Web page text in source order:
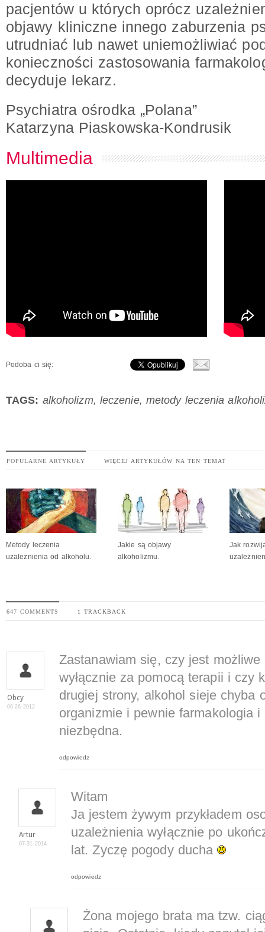
pacjentów u których oprócz
objawy kliniczne innego zaburzenia
utrudniać lub nawet uniemożliwiać
konieczności zastosowania
decyduje lekarz.
Psychiatra ośrodka „Polana”
Katarzyna Piaskowska-Kondrusik
Multimedia
Podoba ci się:
TAGS: alkoholizm, leczenie, metody leczenia
POPULARNE ARTYKUŁY WIĘCEJ ARTYKUŁÓW NA TEN TEMAT
Metody leczenia
uzależnienia od alkoholu.
Jakie są objawy
alkoholizmu.
Jak
647 COMMENTS 1 TRACKBACK
Obcy
06-26-2012
Zastanawiam się, czy jest
wyłącznie za pomocą terapii i czy
drugiej strony, alkohol sieje chyba
organizmie i pewnie farmakologia i
niezbędna.
odpowiedz
Artur
07-31-2014
Witam
Ja jestem żywym przykładem
uzależnienia wyłącznie po
lat. Zyczę pogody ducha
odpowiedz
Żona mojego brata ma tzw.